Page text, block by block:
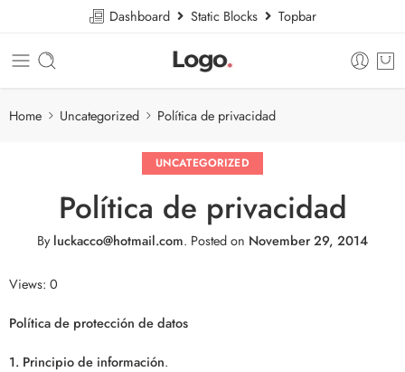
Dashboard Static Blocks Topbar
Home Uncategorized Política de privacidad
UNCATEGORIZED
Política de privacidad
Byluckacco@hotmail.com. Posted on November 29, 2014
Views: 0
Política de protección de datos
1. Principio de información.